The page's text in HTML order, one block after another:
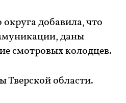
добавила, что
даны
смотровых колодцев.
Тверской области.